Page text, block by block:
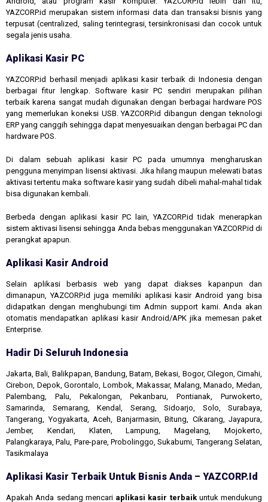
YAZCORP.id merupakan sistem informasi data dan transaksi bisnis yang
terpusat (centralized, saling terintegrasi, tersinkronisasi dan cocok untuk
segala jenis usaha.
Aplikasi Kasir PC
YAZCORP.id berhasil menjadi aplikasi kasir terbaik di Indonesia dengan
berbagai fitur lengkap. Software kasir PC sendiri merupakan pilihan
terbaik karena sangat mudah digunakan dengan berbagai hardware POS
yang memerlukan koneksi USB. YAZCORP.id dibangun dengan teknologi
ERP yang canggih sehingga dapat menyesuaikan dengan berbagai PC dan
hardware POS.
Di dalam sebuah aplikasi kasir PC pada umumnya mengharuskan
pengguna menyimpan lisensi aktivasi. Jika hilang maupun melewati batas
aktivasi tertentu maka software kasir yang sudah dibeli mahal-mahal tidak
bisa digunakan kembali.
Berbeda dengan aplikasi kasir PC lain, YAZCORP.id tidak menerapkan
sistem aktivasi lisensi sehingga Anda bebas menggunakan YAZCORP.id di
perangkat apapun.
Aplikasi Kasir Android
Selain aplikasi berbasis web yang dapat diakses kapanpun dan
dimanapun, YAZCORP.id juga memiliki aplikasi kasir Android yang bisa
didapatkan dengan menghubungi tim Admin support kami. Anda akan
otomatis mendapatkan aplikasi kasir Android/APK jika memesan paket
Enterprise.
Hadir Di Seluruh Indonesia
Jakarta, Bali, Balikpapan, Bandung, Batam, Bekasi, Bogor, Cilegon, Cimahi,
Cirebon, Depok, Gorontalo, Lombok, Makassar, Malang, Manado, Medan,
Palembang, Palu, Pekalongan, Pekanbaru, Pontianak, Purwokerto,
Samarinda, Semarang, Kendal, Serang, Sidoarjo, Solo, Surabaya,
Tangerang, Yogyakarta, Aceh, Banjarmasin, Bitung, Cikarang, Jayapura,
Jember, Kendari, Klaten, Lampung, Magelang, Mojokerto,
Palangkaraya, Palu, Pare-pare, Probolinggo, Sukabumi, Tangerang Selatan,
Tasikmalaya
Aplikasi Kasir Terbaik Untuk Bisnis Anda – YAZCORP.id
Apakah Anda sedang mencari aplikasi kasir terbaikuntuk mendukung